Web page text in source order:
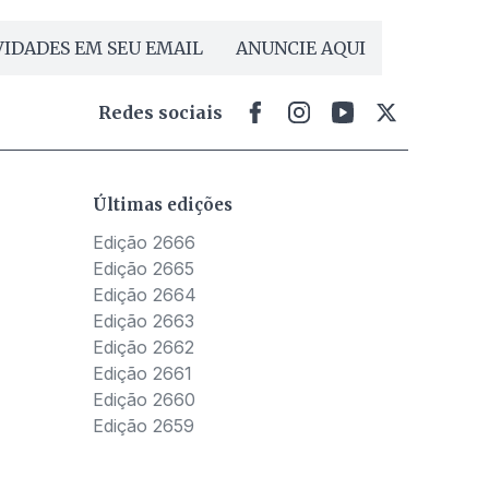
EM SEU EMAIL ANUNCIE AQUI
Redes sociais
Últimas edições
Edição 2666
Edição 2665
Edição 2664
Edição 2663
Edição 2662
Edição 2661
Edição 2660
Edição 2659